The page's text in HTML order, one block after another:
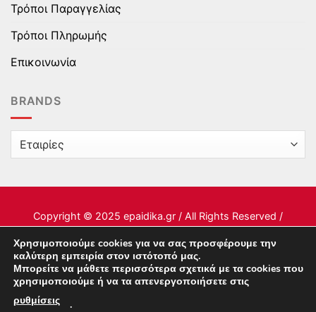
Τρόποι Παραγγελίας
Τρόποι Πληρωμής
Επικοινωνία
BRANDS
Copyright © 2025 epaidika.gr / All Rights Reserved /
Χρησιμοποιούμε cookies για να σας προσφέρουμε την
καλύτερη εμπειρία στον ιστότοπό μας.
Μπορείτε να μάθετε περισσότερα σχετικά με τα cookies που
χρησιμοποιούμε ή να τα απενεργοποιήσετε στις
ρυθμίσεις
.
This site uses cookies to offer you a better browsing
experience. By browsing this website, you agree to our